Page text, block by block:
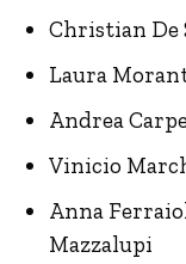
Christian De
Laura
Andrea
Vinicio
Anna
Mazzalupi